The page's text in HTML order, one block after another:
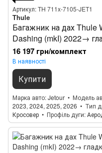
Артикул: TH 711x-7105-JET1
Thule
Багажник на дах Thule
Dashing (mkI) 2022→
16 197 грн/комплект
В наявності
Купити
Марка авто Jetour Модель
2023, 2024, 2025, 2026
Тип
Кросовер
Профіль дуги